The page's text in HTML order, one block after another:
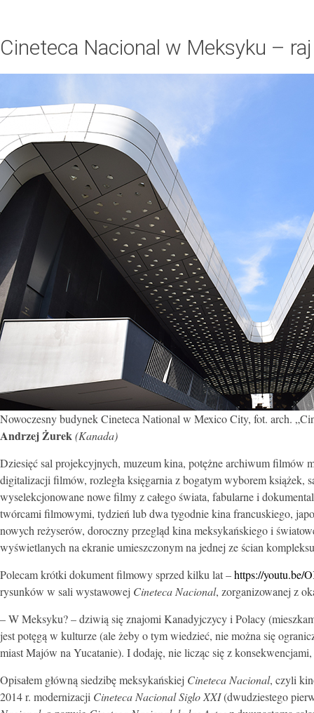
Cineteca Nacional w Meksyku –
Nowoczesny budynek Cineteca National w Mexico City, fot. arch.
Andrzej Żurek(Kanada)
Dziesięć sal projekcyjnych, muzeum kina, potężne archiwum
digitalizacji filmów, rozległa księgarnia z bogatym wyborem
wyselekcjonowane nowe filmy z całego świata, fabularne i
twórcami filmowymi, tydzień lub dwa tygodnie kina francuskiego,
nowych reżyserów, doroczny przegląd kina meksykańskiego i
wyświetlanych na ekranie umieszczonym na jednej ze ścian
Polecam krótki dokument filmowy sprzed kilku lat –https://youtu.be/
rysunków w sali wystawowej Cineteca Nacional, zorganizowanej z
– W Meksyku? – dziwią się znajomi Kanadyjczycy i Polacy
jest potęgą w kulturze (ale żeby o tym wiedzieć, nie można się
miast Majów na Yucatanie). I dodaję, nie licząc się z
Opisałem główną siedzibę meksykańskiej Cineteca Nacional, czyli
2014 r. modernizacji Cineteca Nacional Siglo XXI(dwudziestego